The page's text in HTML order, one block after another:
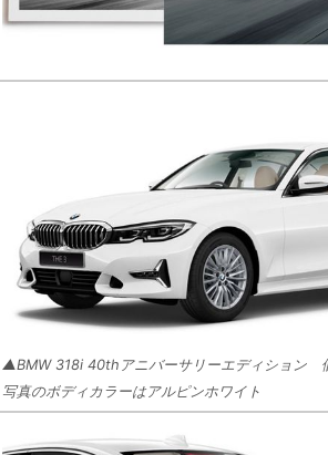
▲BMW 318i 40thアニバーサリーエディション
写真のボディカラーはアルピンホワイト